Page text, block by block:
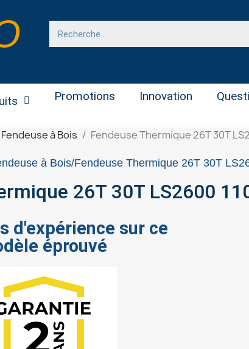
Promotions Innovation
Fendeuse à Bois Fendeuse Thermique 26T 30T
à Bois Fendeuse Thermique 26T 30T
26T 30T LS2600
d'expérience sur ce
éprouvé